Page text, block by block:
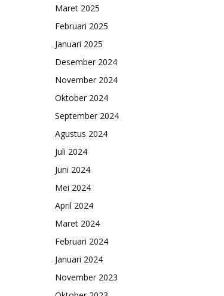
Maret 2025
Februari 2025
Januari 2025
Desember 2024
November 2024
Oktober 2024
September 2024
Agustus 2024
Juli 2024
Juni 2024
Mei 2024
April 2024
Maret 2024
Februari 2024
Januari 2024
November 2023